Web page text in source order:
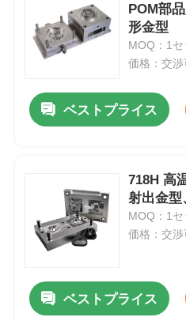
VRショー
企業情報
POM部
形金型
MOQ：1セ
価格：交
ベストプライス
718H 高
射出金型
MOQ：1セ
価格：交
ベストプライス